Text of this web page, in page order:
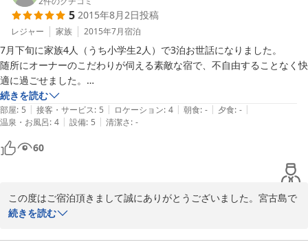
5 2015年8月2日投稿
レジャー 家族 2015年7月宿泊
7月下旬に家族4人（うち小学生2人）で3泊お世話になりました。
随所にオーナーのこだわりが伺える素敵な宿で、不自由することなく快
適に過ごせました。
目の前に広い公園もあり、見晴らしの良い場所でした。
近くにもスーパー サンエーがありちょっとした買い物にも便利でした
し、15分ほどの徒歩でも平良市街へ行けました。
（ちょうど宮古島夏まつりが開催されており楽しむことができまし
た。）
宮古島の観光・海もたっぷり楽しむことができ、また来るときには、こ
続きを読む
部屋: 5 | 接客・サービス: 5 | ロケーション: 4 | 朝食: - | 夕食: - |
温泉・お風呂: 4 | 設備: 5 | 清潔さ: -
60
この度はご宿泊頂きまして誠にありがとうございました。宮古島で
のご家族様での滞在に当宿をお選び頂きまして感謝致します。
本館ＰＡＲＫＳＩＤＥはご家族様などに最適なように設定しており
続きを読む